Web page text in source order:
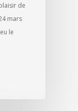
de
mars
le